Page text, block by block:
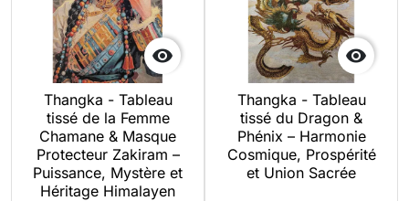

Thangka - Tableau
tissé de la Femme
Chamane & Masque
Protecteur Zakiram –
Puissance, Mystère et
Héritage Himalayen

Thangka - Tableau
tissé du Dragon &
Phénix – Harmonie
Cosmique, Prospérité
et Union Sacrée